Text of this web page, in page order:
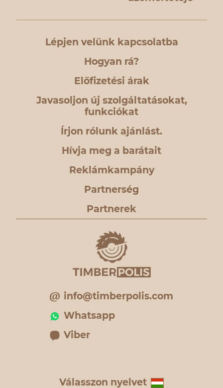
Lépjen velünk kapcsolatba
Hogyan rá?
Előfizetési árak
Javasoljon új szolgáltatásokat,
funkciókat
Írjon rólunk ajánlást.
Hívja meg a barátait
Reklámkampány
Partnerség
Partnerek
info@timberpolis.com
Whatsapp
Viber
Válasszon nyelvet